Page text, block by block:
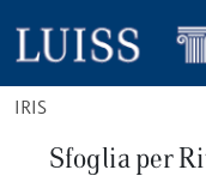
IRIS
Sfoglia per